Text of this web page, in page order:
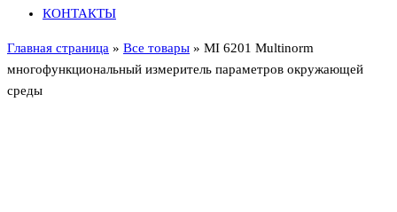
КОНТАКТЫ
Главная страница » Все товары » MI 6201 Multinorm
многофункциональный измеритель параметров окружающей
среды